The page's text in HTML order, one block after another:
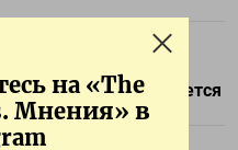
на «The
Мнения» в
россиянина,
что не конвертируется